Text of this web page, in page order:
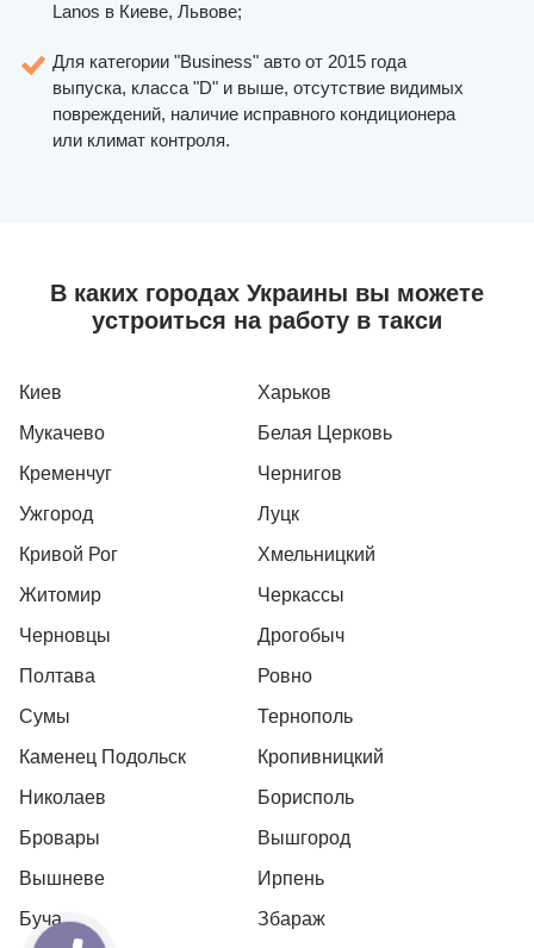
Lanos в Киеве, Львове;
Для категории "Business" авто от 2015 года
выпуска, класса "D" и выше, отсутствие видимых
повреждений, наличие исправного кондиционера
или климат контроля.
В каких городах Украины вы можете
устроиться на работу в такси
Киев
Харьков
Мукачево
Белая Церковь
Кременчуг
Чернигов
Ужгород
Луцк
Кривой Рог
Хмельницкий
Житомир
Черкассы
Черновцы
Дрогобыч
Полтава
Ровно
Сумы
Тернополь
Каменец Подольск
Кропивницкий
Николаев
Борисполь
Бровары
Вышгород
Вышневе
Ирпень
Буча
Збараж